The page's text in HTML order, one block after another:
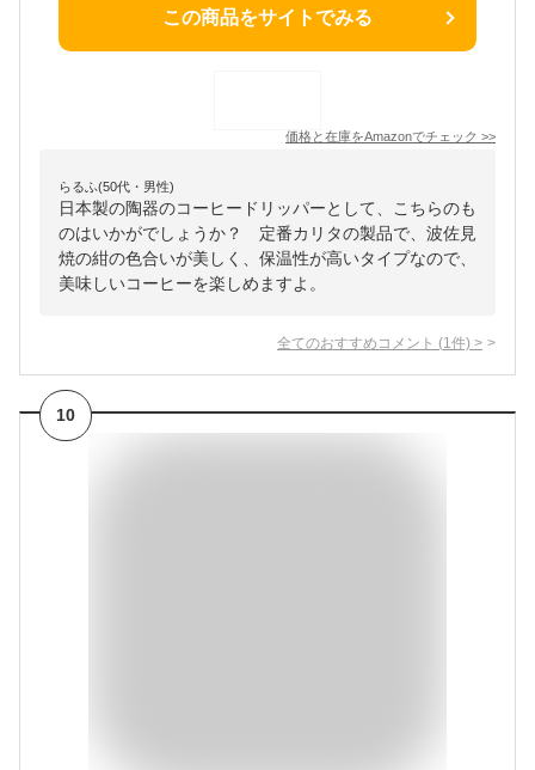
この商品をサイトでみる
価格と在庫をAmazonでチェック >>
らるふ(50代・男性)
日本製の陶器のコーヒードリッパーとして、こちらのも
のはいかがでしょうか？ 定番カリタの製品で、波佐見
焼の紺の色合いが美しく、保温性が高いタイプなので、
美味しいコーヒーを楽しめますよ。
全てのおすすめコメント (1 件) >
10